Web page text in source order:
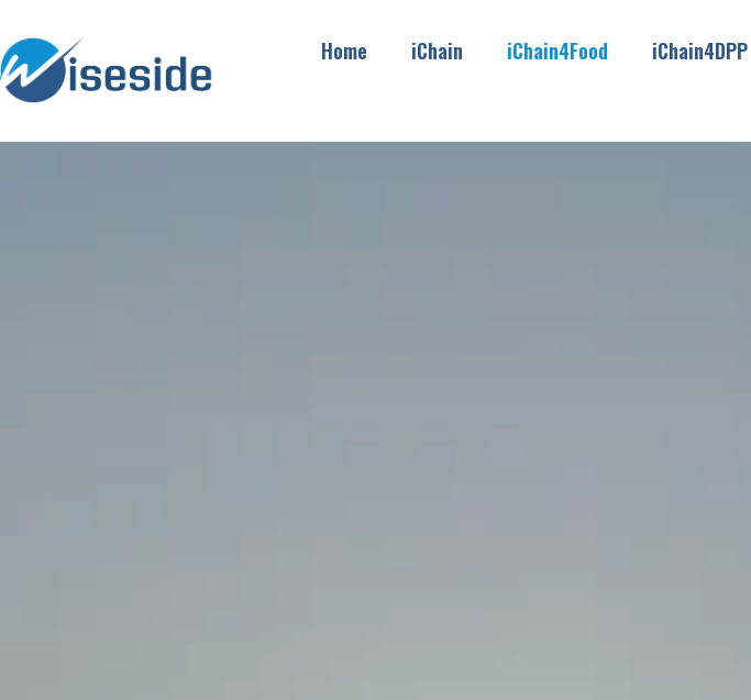
Home iChain iChain4Food iChain4DPP